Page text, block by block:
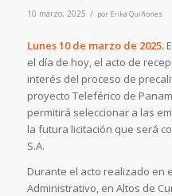
10 marzo, 2025 / por Erika Quiñones
Lunes 10 de marzo de 2025.
el día de hoy, el acto de
interés del proceso de
proyecto Teleférico de
permitirá seleccionar a las
la futura licitación que será
S.A.
Durante el acto realizado en
Administrativo, en Altos de